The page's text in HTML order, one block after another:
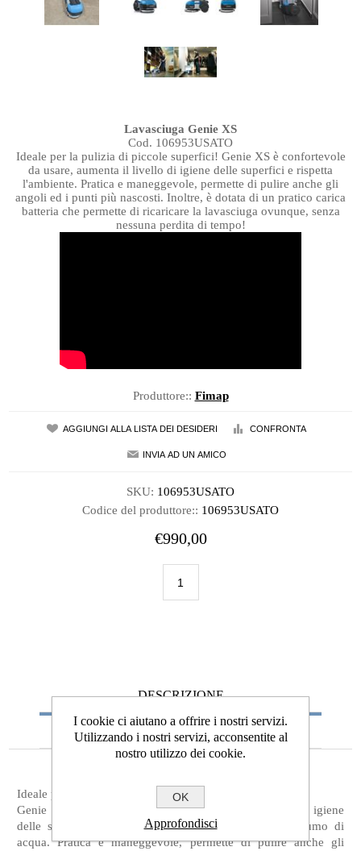
Lavasciuga Genie XS
Cod. 106953USATO
Ideale per la pulizia di piccole superfici! Genie XS è confortevole
da usare, aumenta il livello di igiene delle superfici e rispetta
l'ambiente. Pratica e maneggevole, permette di pulire anche gli
angoli ed i punti più nascosti. Inoltre, è dotata di un pratico carica
batteria che permette di ricaricare la lavasciuga ovunque, senza
nessuna perdita di tempo!
Produttore:: Fimap
SKU: 106953USATO
Codice del produttore:: 106953USATO
€990,00
DESCRIZIONE
RICHIEDI PREVENTIVO
Ideale per la pulizia di piccole superfici!
Genie XS è confortevole da usare, aumenta il livello di igiene
delle superfici e rispetta l'ambiente, riducendo il consumo di
acqua. Pratica e maneggevole, permette di pulire anche gli
I cookie ci aiutano a offrire i nostri servizi.
Utilizzando i nostri servizi, acconsentite al
nostro utilizzo dei cookie.
OK
Approfondisci